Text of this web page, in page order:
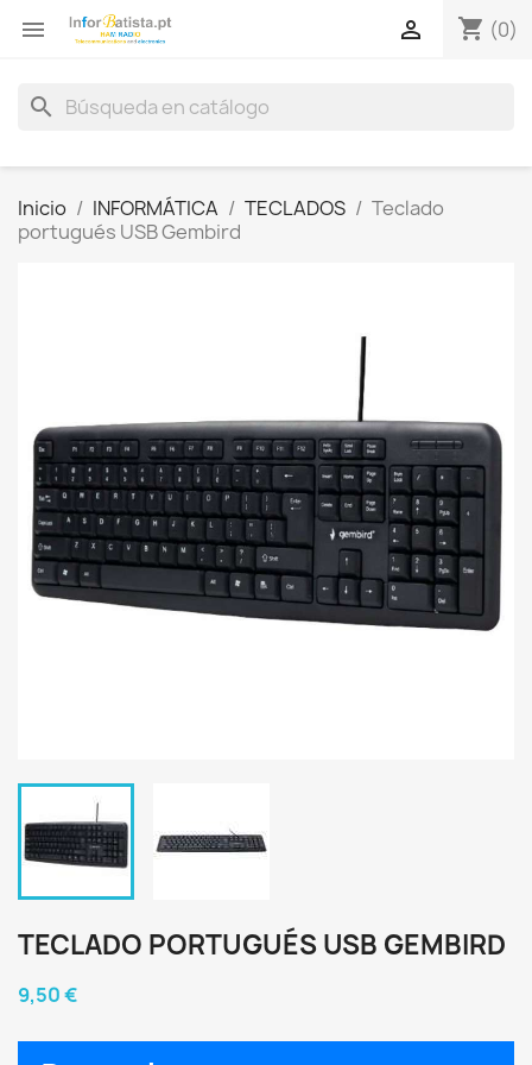
 shopping_cart (0)

search
Inicio INFORMÁTICA TECLADOS
Teclado
portugués USB Gembird
TECLADO PORTUGUÉS USB GEMBIRD
9,50 €